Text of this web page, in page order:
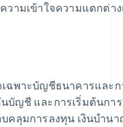
ามเข้าใจความแตกต่า
ฉพาะบัญชีธนาคารและ
บัญชี และการเริ่มต้นกา
คลุมการลงทุน เงินบำน